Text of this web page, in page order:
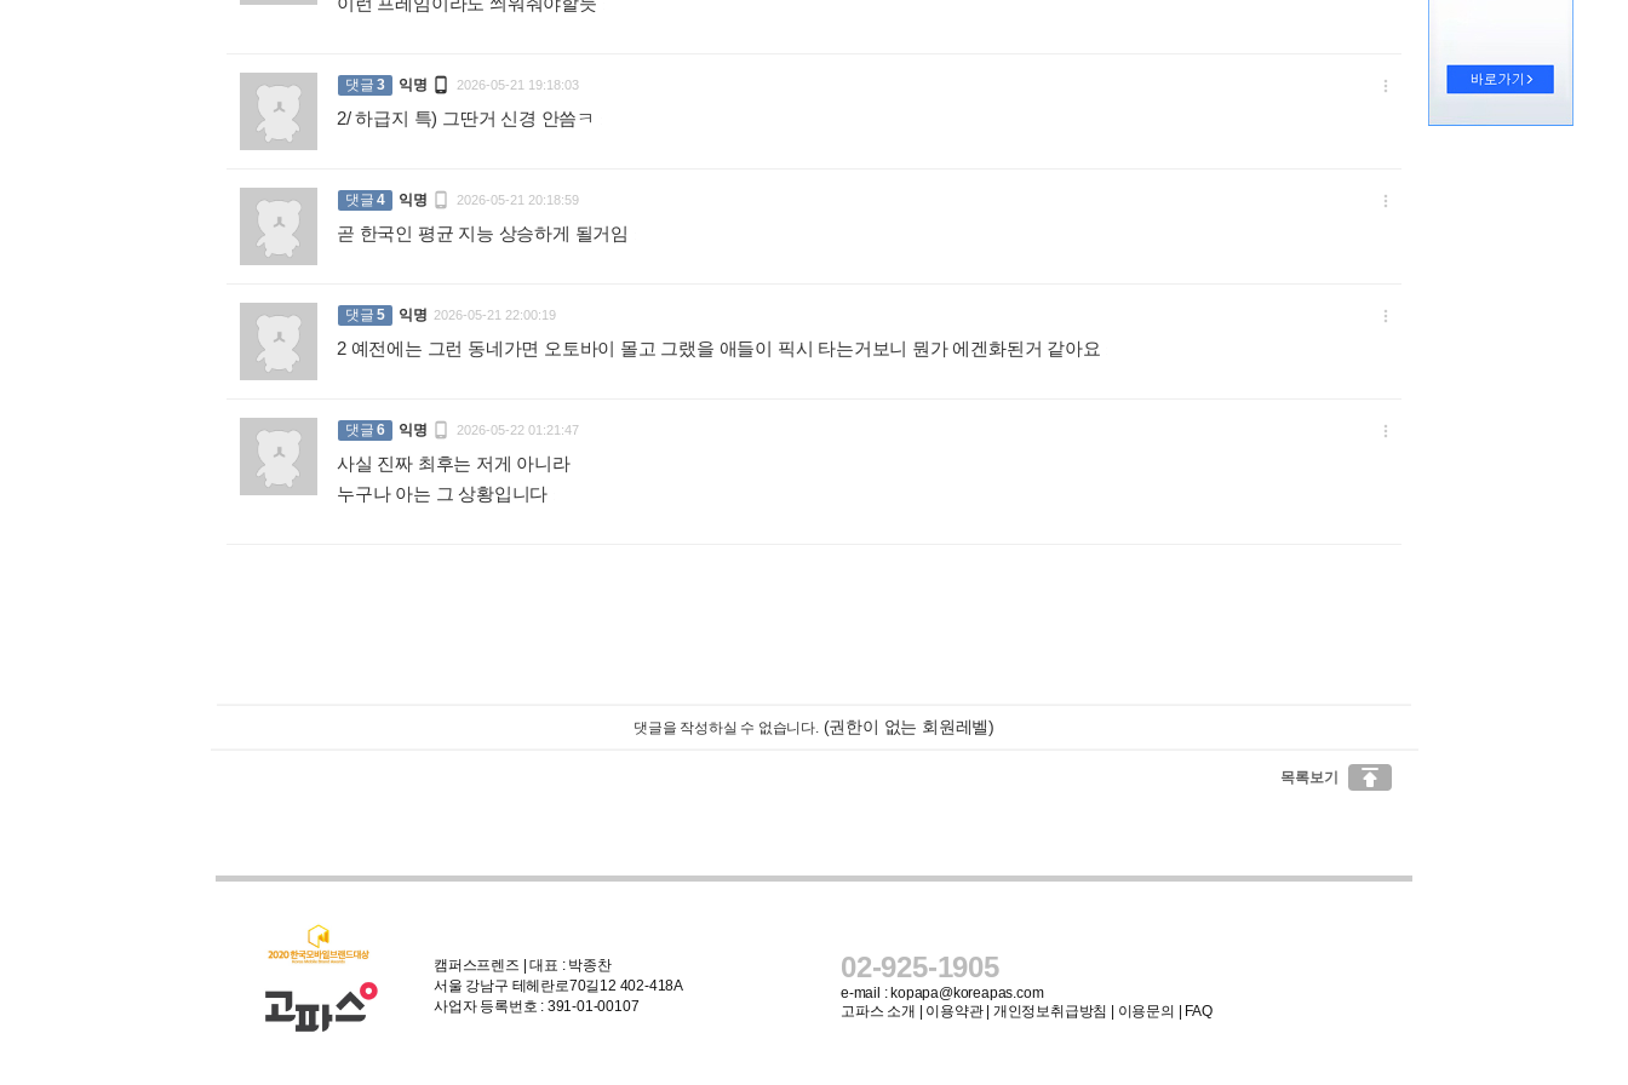
댓글3 익명  2026-05-21 19:18:03
2/ 하급지 특) 그딴거 신경 안씀ㅋ

댓글4 익명  2026-05-21 20:18:59
곧 한국인 평균 지능 상승하게 될거임

댓글5 익명 2026-05-21 22:00:19
2 예전에는 그런 동네가면 오토바이 몰고 그랬을 애들이 픽시 타는거보니 뭔가 에겐화된거 같아요

댓글6 익명  2026-05-22 01:21:47
사실 진짜 최후는 저게 아니라
누구나 아는 그 상황입니다

댓글을 작성하실 수 없습니다. (권한이 없는 회원레벨)
목록보기 
캠퍼스프렌즈 | 대표 : 박종찬
서울 강남구 테헤란로70길12 402-418A
사업자 등록번호 : 391-01-00107
02-925-1905
e-mail : kopapa@koreapas.com
고파스 소개
이용약관| 개인정보취급방침 이용문의 FAQ